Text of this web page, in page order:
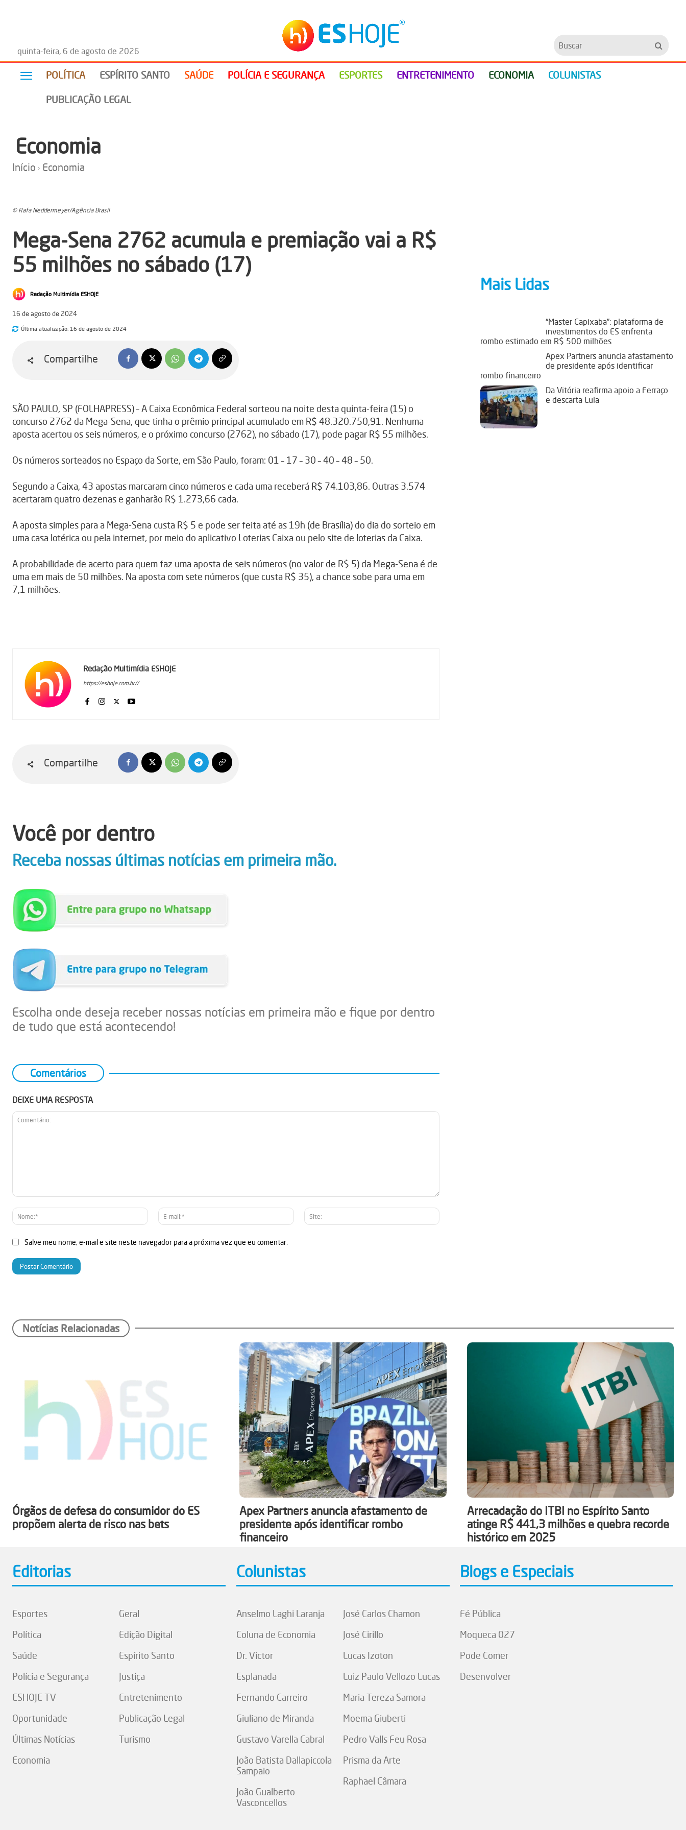
quinta-feira, 6 de agosto de 2026
Buscar
POLÍTICA ESPÍRITO SANTO SAÚDE POLÍCIA E SEGURANÇA ESPORTES ENTRETENIMENTO ECONOMIA COLUNISTAS
PUBLICAÇÃO LEGAL
Economia
Início Economia
© Rafa Neddermeyer/Agência Brasil
Mega-Sena 2762 acumula e premiação vai a R$
55 milhões no sábado (17)
Redação Multimídia ESHOJE
16 de agosto de 2024
Última atualização: 16 de agosto de 2024
Compartilhe
SÃO PAULO, SP (FOLHAPRESS) – A Caixa Econômica Federal sorteou na noite desta quinta-feira (15) o
concurso 2762 da Mega-Sena, que tinha o prêmio principal acumulado em R$ 48.320.750,91. Nenhuma
aposta acertou os seis números, e o próximo concurso (2762), no sábado (17), pode pagar R$ 55 milhões.
Os números sorteados no Espaço da Sorte, em São Paulo, foram: 01 – 17 – 30 – 40 – 48 – 50.
Segundo a Caixa, 43 apostas marcaram cinco números e cada uma receberá R$ 74.103,86. Outras 3.574
acertaram quatro dezenas e ganharão R$ 1.273,66 cada.
A aposta simples para a Mega-Sena custa R$ 5 e pode ser feita até as 19h (de Brasília) do dia do sorteio em
uma casa lotérica ou pela internet, por meio do aplicativo Loterias Caixa ou pelo site de loterias da Caixa.
A probabilidade de acerto para quem faz uma aposta de seis números (no valor de R$ 5) da Mega-Sena é de
uma em mais de 50 milhões. Na aposta com sete números (que custa R$ 35), a chance sobe para uma em
7,1 milhões.
Redação Multimídia ESHOJE
https://eshoje.com.br//
Compartilhe
Você por dentro
Receba nossas últimas notícias em primeira mão.
Escolha onde deseja receber nossas notícias em primeira mão e fique por dentro
de tudo que está acontecendo!
Comentários
DEIXE UMA RESPOSTA
Nome:*
E-
mail:*
Site:
Salve meu nome, e-mail e site neste navegador para a próxima vez que eu comentar.
Mais Lidas
“Master Capixaba”: plataforma de
investimentos do ES enfrenta
rombo estimado em R$ 500 milhões
Apex Partners anuncia afastamento
de presidente após identificar
rombo financeiro
Da Vitória reafirma apoio a Ferraço
e descarta Lula
Notícias Relacionadas
Órgãos de defesa do consumidor do ES
propõem alerta de risco nas bets
Apex Partners anuncia afastamento de
presidente após identificar rombo
financeiro
Arrecadação do ITBI no Espírito Santo
atinge R$ 441,3 milhões e quebra recorde
histórico em 2025
Editorias
Esportes
Política
Saúde
Polícia e Segurança
ESHOJE TV
Oportunidade
Últimas Notícias
Economia
Geral
Edição Digital
Espírito Santo
Justiça
Entretenimento
Publicação Legal
Turismo
Colunistas
Anselmo Laghi Laranja
Coluna de Economia
Dr. Victor
Esplanada
Fernando Carreiro
Giuliano de Miranda
Gustavo Varella Cabral
João Batista Dallapiccola
Sampaio
João Gualberto
Vasconcellos
José Carlos Chamon
José Cirillo
Lucas Izoton
Luiz Paulo Vellozo Lucas
Maria Tereza Samora
Moema Giuberti
Pedro Valls Feu Rosa
Prisma da Arte
Raphael Câmara
Blogs e Especiais
Fé Pública
Moqueca 027
Pode Comer
Desenvolver